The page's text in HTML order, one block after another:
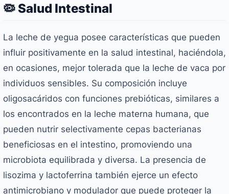
🦠 Salud Intestinal
La leche de yegua posee características que pueden
influir positivamente en la salud intestinal, haciéndola,
en ocasiones, mejor tolerada que la leche de vaca por
individuos sensibles. Su composición incluye
oligosacáridos con funciones prebióticas, similares a
los encontrados en la leche materna humana, que
pueden nutrir selectivamente cepas bacterianas
beneficiosas en el intestino, promoviendo una
microbiota equilibrada y diversa. La presencia de
lisozima y lactoferrina también ejerce un efecto
antimicrobiano y modulador que puede proteger la